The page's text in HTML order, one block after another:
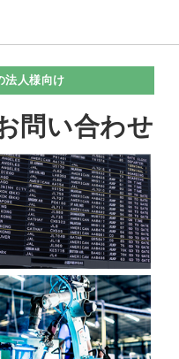
法人様向け
問い合わせ